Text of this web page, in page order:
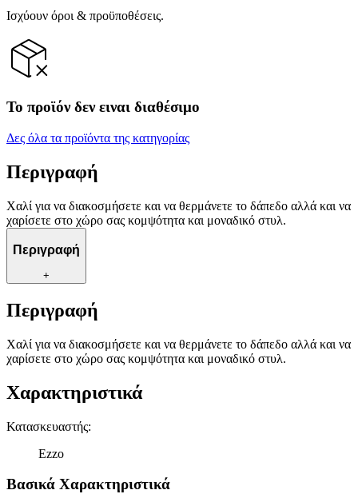
Ισχύουν όροι & προϋποθέσεις.
Το προϊόν δεν ειναι διαθέσιμο
Δες όλα τα προϊόντα της κατηγορίας
Περιγραφή
Χαλί για να διακοσμήσετε και να θερμάνετε το δάπεδο αλλά και να
χαρίσετε στο χώρο σας κομψότητα και μοναδικό στυλ.
Περιγραφή
+
Περιγραφή
Χαλί για να διακοσμήσετε και να θερμάνετε το δάπεδο αλλά και να
χαρίσετε στο χώρο σας κομψότητα και μοναδικό στυλ.
Χαρακτηριστικά
Κατασκευαστής:
Ezzo
Βασικά Χαρακτηριστικά